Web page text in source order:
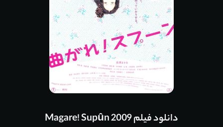
دانلود فیلم Magare! Supûn 2009